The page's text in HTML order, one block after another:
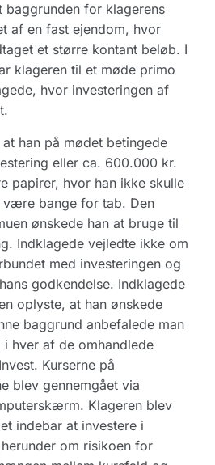
baggrunden for klagerens
af en fast ejendom, hvor
et større kontant beløb. I
klageren til et møde primo
hvor investeringen af
han på mødet betingede
eller ca. 600.000 kr.
papirer, hvor han ikke skulle
bange for tab. Den
ønskede han at bruge til
Indklagede vejledte ikke om
med investeringen og
godkendelse. Indklagede
oplyste, at han ønskede
baggrund anbefalede man
i hver af de omhandlede
Kurserne på
blev gennemgået via
Klageren blev
indebar at investere i
om risikoen for